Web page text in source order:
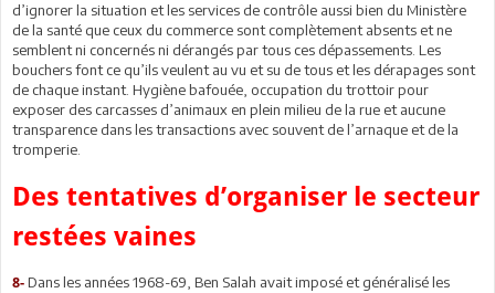
d’ignorer la situation et les services de contrôle aussi bien du Ministère
de la santé que ceux du commerce sont complètement absents et ne
semblent ni concernés ni dérangés par tous ces dépassements. Les
bouchers font ce qu’ils veulent au vu et su de tous et les dérapages sont
de chaque instant. Hygiène bafouée, occupation du trottoir pour
exposer des carcasses d’animaux en plein milieu de la rue et aucune
transparence dans les transactions avec souvent de l’arnaque et de la
tromperie.
Des tentatives d’organiser le secteur
restées vaines
8- Dans les années 1968-69, Ben Salah avait imposé et généralisé les